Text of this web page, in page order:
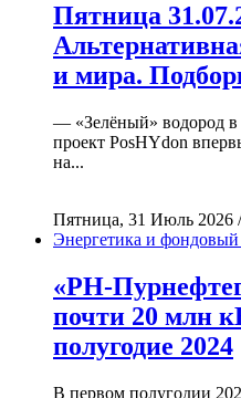
Пятница
и мира.
— «Зелёный» водород
проект PosHYdon
на...
Пятница, 31 Июль 2026
Энергетика и
«РН-
почти 20 млн
полугодие 2024
В первом полугодии